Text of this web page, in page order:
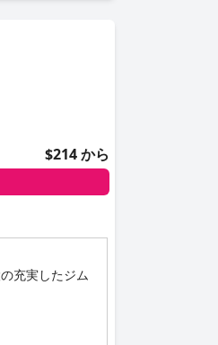
$214 から
充実したジム